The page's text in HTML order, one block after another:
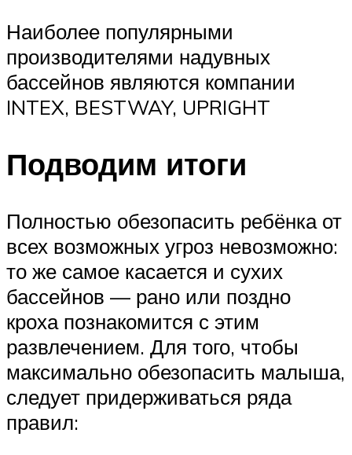
Наиболее популярными
производителями надувных
бассейнов являются компании
INTEX, BESTWAY, UPRIGHT
Подводим итоги
Полностью обезопасить ребёнка от
всех возможных угроз невозможно:
то же самое касается и сухих
бассейнов — рано или поздно
кроха познакомится с этим
развлечением. Для того, чтобы
максимально обезопасить малыша,
следует придерживаться ряда
правил: